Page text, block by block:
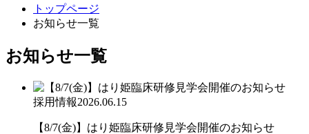
トップページ
お知らせ一覧
お知らせ一覧
採用情報2026.06.15
【8/7(金)】はり姫臨床研修見学会開催のお知らせ